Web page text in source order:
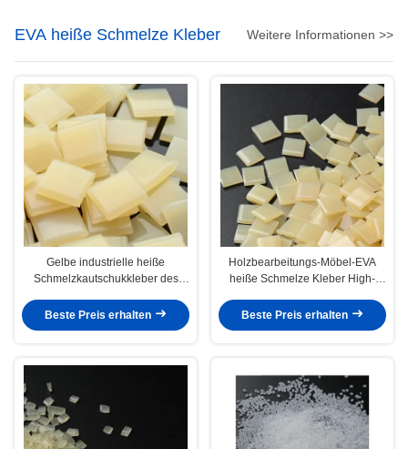
EVA heiße Schmelze Kleber Weitere Informationen >>
Gelbe industrielle heiße
Schmelzkautschukkleber des
Beste Preis erhalten
Holzbearbeitungs-Möbel-EVA
heiße Schmelze Kleber High-
Abbinden
Beste Preis erhalten